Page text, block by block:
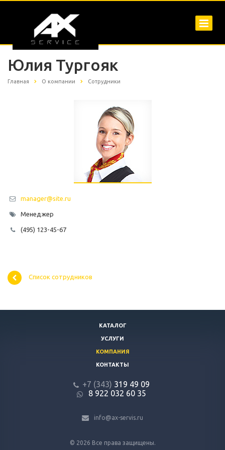
Юлия Тургояк
Главная О компании Сотрудники
manager@site.ru
Менеджер
(495) 123-45-67
Список сотрудников
© 2026 Все права защищены.
КАТАЛОГ
УСЛУГИ
КОМПАНИЯ
КОНТАКТЫ
+7 (343) 319 49 09
8 922 032 60 35
info@ax-servis.ru